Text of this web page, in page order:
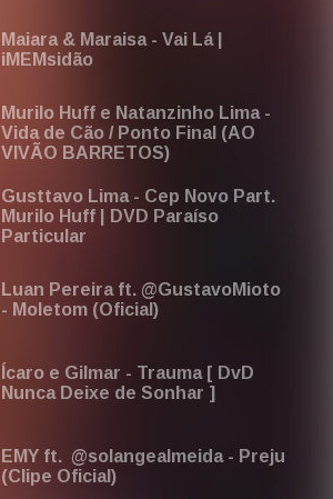
Maiara & Maraisa - Vai Lá |
iMEMsidão
Murilo Huff e Natanzinho Lima -
Vida de Cão / Ponto Final (AO
VIVÃO BARRETOS)
Gusttavo Lima - Cep Novo Part.
Murilo Huff | DVD Paraíso
Particular
Luan Pereira ft. @GustavoMioto
- Moletom (Oficial)
Ícaro e Gilmar - Trauma [ DvD
Nunca Deixe de Sonhar ]
EMY ft. ‪ @solangealmeida - Preju
(Clipe Oficial)